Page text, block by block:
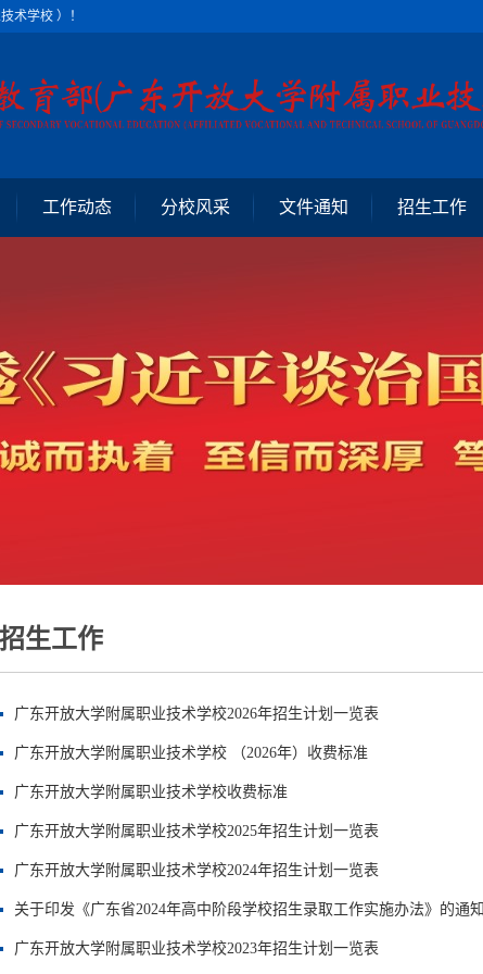
术学校 ）！
工作动态 分校风采 文件通知 招生工作
招生工作
广东开放大学附属职业技术学校2026年招生计划一览表
广东开放大学附属职业技术学校 （2026年）收费标准
广东开放大学附属职业技术学校收费标准
广东开放大学附属职业技术学校2025年招生计划一览表
广东开放大学附属职业技术学校2024年招生计划一览表
关于印发《广东省2024年高中阶段学校招生录取工作实施办法》的通知
广东开放大学附属职业技术学校2023年招生计划一览表